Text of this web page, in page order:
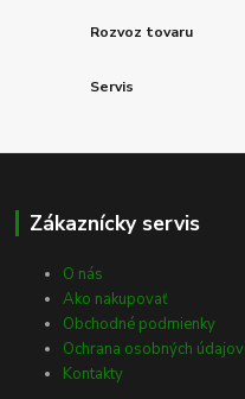
Rozvoz tovaru
Servis
Zákaznícky servis
O nás
Ako nakupovať
Obchodné podmienky
Ochrana osobných údajov
Kontakty